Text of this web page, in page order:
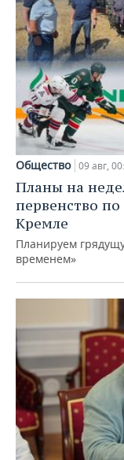
Общество 09 авг,
Планы на
первенство
Кремле
Планируем
временем»